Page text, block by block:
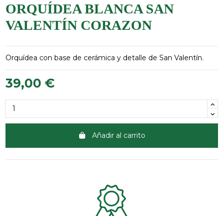
ORQUÍDEA BLANCA SAN
VALENTÍN CORAZON
Orquídea con base de cerámica y detalle de San Valentín.
39,00 €
Añadir al carrito